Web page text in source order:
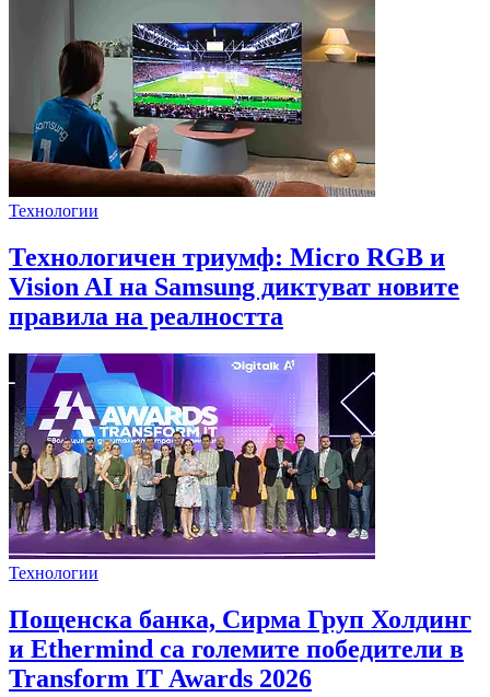
Технологии
Технологичен триумф: Micro RGB и
Vision AI на Samsung диктуват новите
правила на реалността
Технологии
Пощенска банка, Сирма Груп Холдинг
и Ethermind са големите победители в
Transform IT Awards 2026